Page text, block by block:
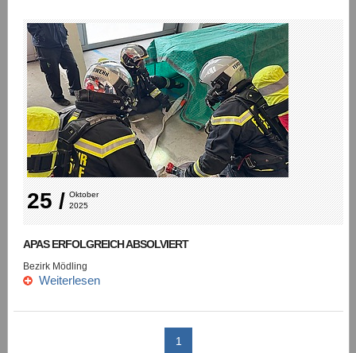
25 / Oktober
2025
APAS ERFOLGREICH ABSOLVIERT
Bezirk Mödling
Weiterlesen
1